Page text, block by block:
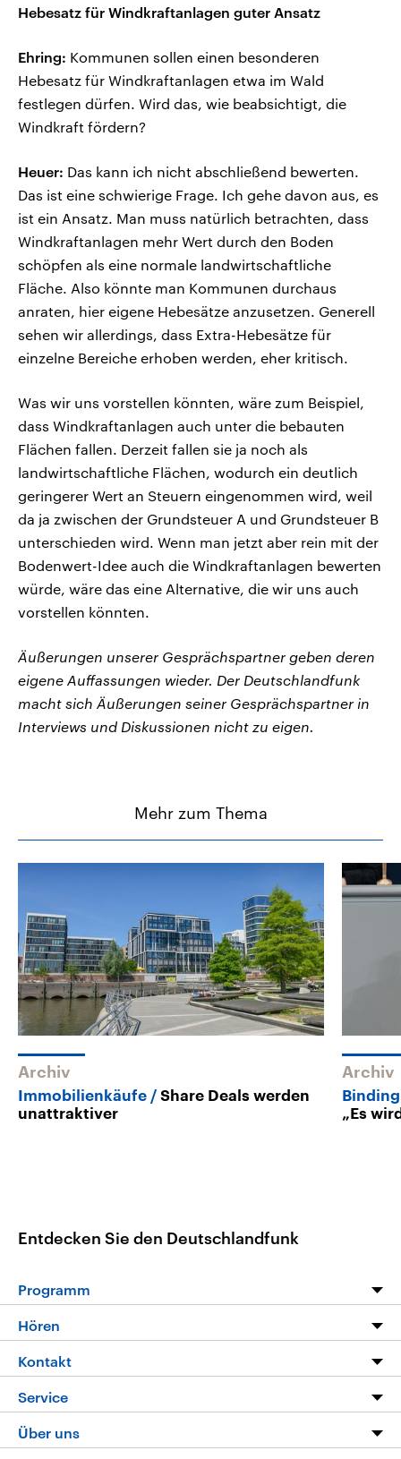
Hebesatz für Windkraftanlagen guter Ansatz
Ehring: Kommunen sollen einen besonderen
Hebesatz für Windkraftanlagen etwa im Wald
festlegen dürfen. Wird das, wie beabsichtigt, die
Windkraft fördern?
Heuer: Das kann ich nicht abschließend bewerten.
Das ist eine schwierige Frage. Ich gehe davon aus, es
ist ein Ansatz. Man muss natürlich betrachten, dass
Windkraftanlagen mehr Wert durch den Boden
schöpfen als eine normale landwirtschaftliche
Fläche. Also könnte man Kommunen durchaus
anraten, hier eigene Hebesätze anzusetzen. Generell
sehen wir allerdings, dass Extra-Hebesätze für
einzelne Bereiche erhoben werden, eher kritisch.
Was wir uns vorstellen könnten, wäre zum Beispiel,
dass Windkraftanlagen auch unter die bebauten
Flächen fallen. Derzeit fallen sie ja noch als
landwirtschaftliche Flächen, wodurch ein deutlich
geringerer Wert an Steuern eingenommen wird, weil
da ja zwischen der Grundsteuer A und Grundsteuer B
unterschieden wird. Wenn man jetzt aber rein mit der
Bodenwert-Idee auch die Windkraftanlagen bewerten
würde, wäre das eine Alternative, die wir uns auch
vorstellen könnten.
Äußerungen unserer Gesprächspartner geben deren
eigene Auffassungen wieder. Der Deutschlandfunk
macht sich Äußerungen seiner Gesprächspartner in
Interviews und Diskussionen nicht zu eigen.
Mehr zum Thema
Archiv
Immobilienkäufe
Share Deals werden
unattraktiver
Archiv
„Es
Entdecken Sie den Deutschlandfunk
Programm
Programm
Die Nachrichten
Nachrichtenleicht
Neue Beiträge auf dlf.de
Hören
Livestream
Podcasts
Deutschlandfunk App
Kontakt
Hörerservice
Service
FAQ
Über uns